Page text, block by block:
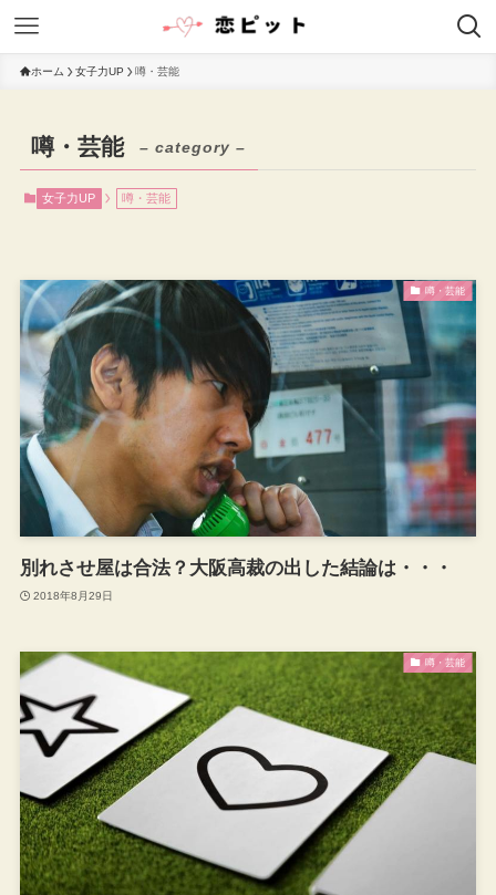
ホーム 女子力UP 噂・芸能
噂・芸能 – category –
女子力UP 噂・芸能
噂・芸能
別れさせ屋は合法？大阪高裁の出した結論は・・・
2018年8月29日
噂・芸能